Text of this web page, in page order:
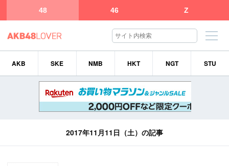
48 46 Z
AKB SKE NMB HKT NGT STU
2017年11月11日（土）の記事